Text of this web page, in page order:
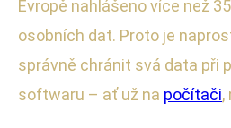
Evropě nahlášeno více než
osobních dat. Proto je
správně chránit svá data při
softwaru – ať už na počítači,